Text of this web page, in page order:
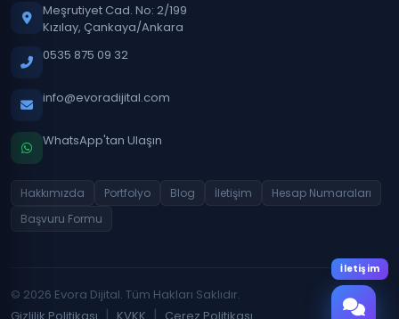
Meşrutiyet Cad. No: 2/199
Kızılay, Çankaya/Ankara
0535 875 09 32
info@evoradijital.com
WhatsApp'tan Ulaşın
Hakkımızda Portfolyo Blog İletişim
Hesap Numaraları
Başvuru Formu
© 2026 Evora Dijital. Tüm Hakları Saklıdır.
Gizlilik Politikası | KVKK | Çerez Politikası
İletişim